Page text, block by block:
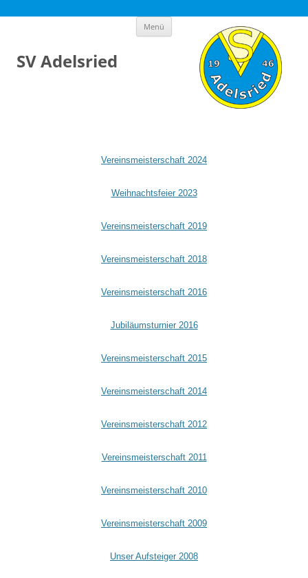
SV Adelsried
Menü Zum
springen
Vereinsmeisterschaft 2024
Weihnachtsfeier 2023
Vereinsmeisterschaft 2019
Vereinsmeisterschaft 2018
Vereinsmeisterschaft 2016
Jubiläumsturnier 2016
Vereinsmeisterschaft 2015
Vereinsmeisterschaft 2014
Vereinsmeisterschaft 2012
Vereinsmeisterschaft 2011
Vereinsmeisterschaft 2010
Vereinsmeisterschaft 2009
Unser Aufsteiger 2008